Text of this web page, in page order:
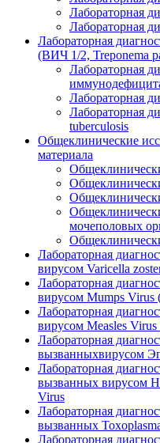
Лабораторная
Лабораторная
Лабораторная
(ВИЧ 1/2, Treponema
Лабораторная
Лабораторная
Лабораторная
tuberculosis
Общеклинические
материала
мочеполовых
Лабораторная
вирусом Varicella
Лабораторная
вирусом Mumps Virus
Лабораторная
вирусом Measles Virus
Лабораторная
вызванныхвирусом
Лабораторная
вызванных вирусом
Virus
Лабораторная
вызванных
Лабораторная